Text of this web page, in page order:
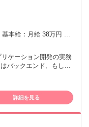
本給：月給 38万円 〜
全員に一律で支払われ
間、超過分は全額支
期間中の職務遂行状況
見直しを行う場合が
ケーション開発の実務
のために必要な技術を
経験 － GitHub
APIを用
・設計レビュー）の経
詳細を見る